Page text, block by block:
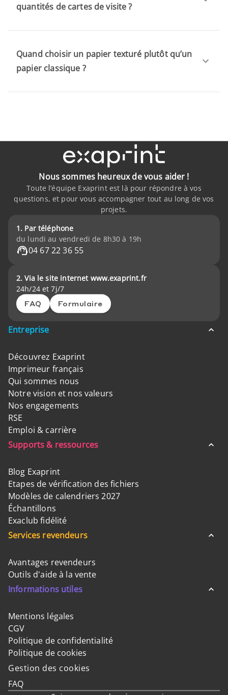
quantités de cartes de visite ?
Quand choisir un papier texturé plutôt qu’un
papier classique ?
Nous sommes heureux de vous aider !
Toute l’équipe Exaprint est là pour répondre à vos
questions, et pour vous accompagner tout au long de vos
projets.
1. Par téléphone
du lundi au vendredi de 8h30 à 19h
04 67 22 36 55
2. Via le site internet www.exaprint.fr
24h/24 et 7j/7
FAQ Formulaire
Entreprise
Découvrez Exaprint
Imprimeur français
Qui sommes nous
Notre vision et nos valeurs
Nos engagements
RSE
Emploi & carrière
Supports & ressources
Blog Exaprint
Etapes de vérification des fichiers
Modèles de calendriers 2027
Échantillons
Exaclub fidélité
Services revendeurs
Avantages revendeurs
Outils d'aide à la vente
Informations utiles
Mentions légales
CGV
Politique de confidentialité
Politique de cookies
Gestion des cookies
FAQ